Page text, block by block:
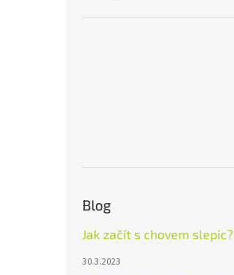
Blog
Jak začít s chovem slepic?
30.3.2023